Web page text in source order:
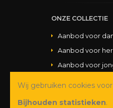
ONZE COLLECTIE
Aanbod voor
Aanbod voor
Aanbod voor
Wij gebruiken cookies
Bijhouden statistieken.